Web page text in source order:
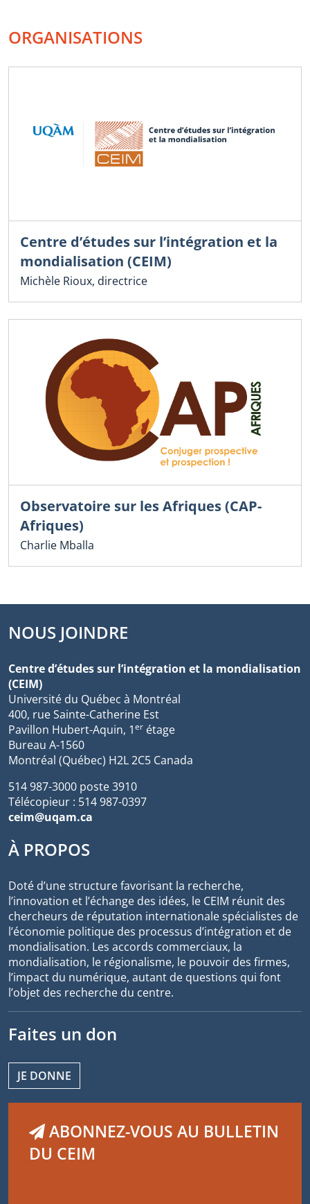
ORGANISATIONS
Centre d’études sur l’intégration et la
mondialisation (CEIM)
Michèle Rioux, directrice
Observatoire sur les Afriques (CAP-
Afriques)
Charlie Mballa
NOUS JOINDRE
Centre d’études sur l’intégration et la mondialisation
(CEIM)
Université du Québec à Montréal
400, rue Sainte-Catherine Est
Pavillon Hubert-Aquin, 1er étage
Bureau A-1560
Montréal (Québec) H2L 2C5 Canada
514 987-3000 poste 3910
Télécopieur : 514 987-0397
ceim@uqam.ca
À PROPOS
Doté d’une structure favorisant la recherche,
l’innovation et l’échange des idées, le CEIM réunit des
chercheurs de réputation internationale spécialistes de
l’économie politique des processus d’intégration et de
mondialisation. Les accords commerciaux, la
mondialisation, le régionalisme, le pouvoir des firmes,
l’impact du numérique, autant de questions qui font
l’objet des recherche du centre.
Faites un don
JE DONNE
ABONNEZ-VOUS AU BULLETIN
DU CEIM